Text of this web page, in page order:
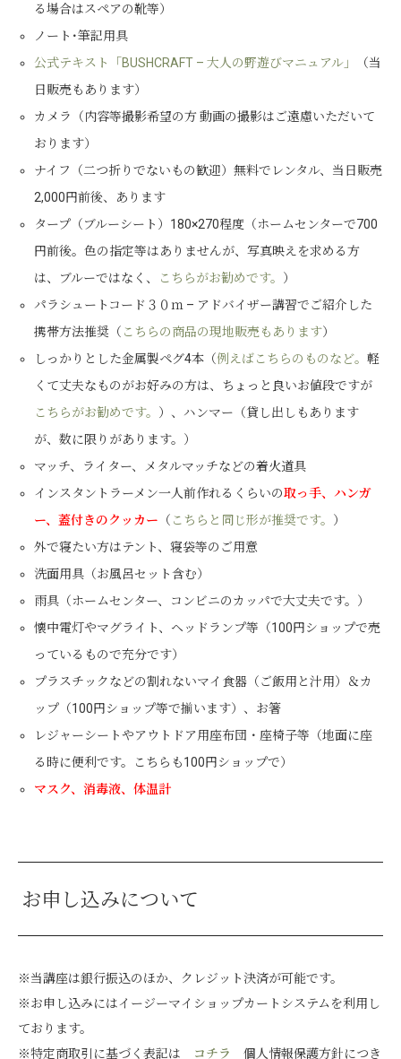
る場合はスペアの靴等）
ノート･筆記用具
公式テキスト「BUSHCRAFT – 大人の野遊びマニュアル」
（当
日販売もあります）
カメラ（内容等撮影希望の方 動画の撮影はご遠慮いただいて
おります）
ナイフ（二つ折りでないもの歓迎）無料でレンタル、当日販売
2,000円前後、あります
タープ（ブルーシート）180×270程度（ホームセンターで700
円前後。色の指定等はありませんが、写真映えを求める方
は、ブルーではなく、
こちらがお勧めです。 ）
パラシュートコード３０ｍ – アドバイザー講習でご紹介した
携帯方法推奨（ こちらの商品の現地販売もあります）
しっかりとした金属製ペグ4本（例えばこちらのものなど。軽
くて丈夫なものがお好みの方は、ちょっと良いお値段ですが
こちらがお勧めです。 ）、ハンマー（貸し出しもあります
が、数に限りがあります。）
マッチ、ライター、メタルマッチなどの着火道具
インスタントラーメン一人前作れるくらいの取っ手、ハンガ
ー、蓋付きのクッカー （ こちらと同じ形が推奨です。 ）
外で寝たい方はテント、寝袋等のご用意
洗面用具（お風呂セット含む）
雨具（ホームセンター、コンビニのカッパで大丈夫です。）
懐中電灯やマグライト、ヘッドランプ等（100円ショップで売
っているもので充分です）
プラスチックなどの割れないマイ食器（ご飯用と汁用）＆カ
ップ（100円ショップ等で揃います）、お箸
レジャーシートやアウトドア用座布団・座椅子等（地面に座
る時に便利です。こちらも100円ショップで）
マスク、消毒液、体温計
お申し込みについて
※当講座は銀行振込のほか、クレジット決済が可能です。
※お申し込みにはイージーマイショップカートシステムを利用し
ております。
※特定商取引に基づく表記は
コチラ 個人情報保護方針につき